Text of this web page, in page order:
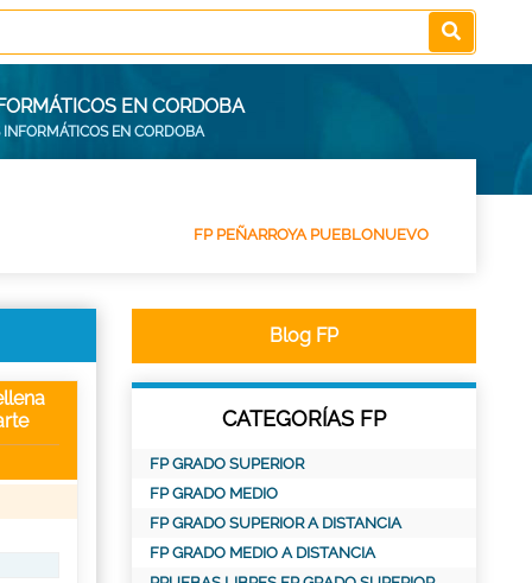
EN CORDOBA
EN CORDOBA
FP PEÑARROYA PUEBLONUEVO
Blog FP
CATEGORÍAS FP
FP GRADO SUPERIOR
FP GRADO MEDIO
FP GRADO SUPERIOR A DISTANCIA
FP GRADO MEDIO A DISTANCIA